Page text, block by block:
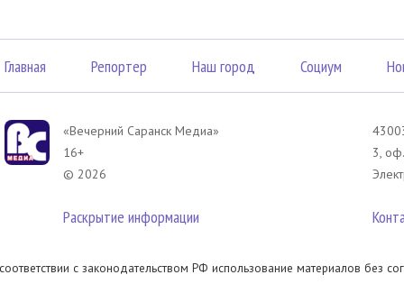
Главная Репортер Наш город Социум
«Вечерний Саранск Mедиа»
16+
© 2026
Раскрытие информации
3,
с законодательством РФ использование материалов без